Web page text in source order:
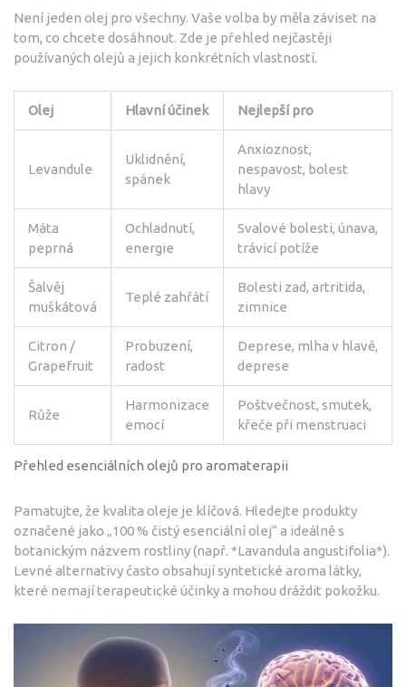
Není jeden olej pro všechny. Vaše volba by měla záviset na
tom, co chcete dosáhnout. Zde je přehled nejčastěji
používaných olejů a jejich konkrétních vlastností.
Přehled esenciálních olejů pro aromaterapii
Olej Hlavní účinek Nejlepší pro
Levandule
Uklidnění,
spánek
Anxioznost,
nespavost, bolest
hlavy
Máta
peprná
Ochladnutí,
energie
Svalové bolesti, únava,
trávicí potíže
Šalvěj
muškátová
Teplé zahřátí
Bolesti zad, artritida,
zimnice
Citron /
Grapefruit
Probuzení,
radost
Deprese, mlha v hlavě,
deprese
Růže
Harmonizace
emocí
Poštvečnost, smutek,
křeče při menstruaci
Pamatujte, že kvalita oleje je klíčová. Hledejte produkty
označené jako „100 % čistý esenciální olej“ a ideálně s
botanickým názvem rostliny (např. *Lavandula angustifolia*).
Levné alternativy často obsahují syntetické aroma látky,
které nemají terapeutické účinky a mohou dráždit pokožku.